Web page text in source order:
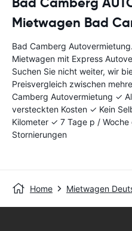
Mietwagen Bad
Bad Camberg
Mietwagen mit Express
Suchen Sie nicht weiter, wir
Preisvergleich zwischen
Camberg Autovermietung ✓
versteckten Kosten ✓ Kein
Kilometer ✓ 7 Tage p /
Stornierungen
Home Mietwagen